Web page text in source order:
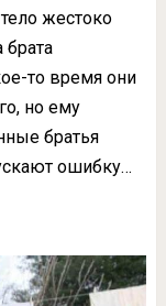
жестоко
брата
то время они
но ему
братья
ошибку…